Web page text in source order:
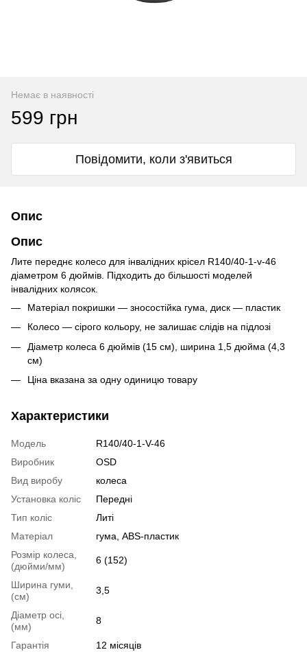
Немає в наявності
599 грн
Повідомити, коли з'явиться
Опис
Опис
Лите переднє колесо для інвалідних крісел R140/40-1-v-46
діаметром 6 дюймів. Підходить до більшості моделей
інвалідних колясок.
Матеріал покришки — зносостійка гума, диск — пластик
Колесо — сірого кольору, не залишає слідів на підлозі
Діаметр колеса 6 дюймів (15 см), ширина 1,5 дюйма (4,3
см)
Ціна вказана за одну одиницю товару
Характеристики
Модель
R140/40-1-V-46
Виробник
OSD
Вид виробу
колеса
Установка коліс
Передні
Тип коліс
Литі
Матеріал
гума, ABS-пластик
Розмір колеса,
(дюйми/мм)
6 (152)
Ширина гуми,
(см)
3,5
Діаметр осі,
(мм)
8
Гарантія
12 місяців